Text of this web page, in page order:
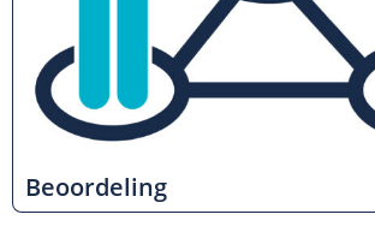
Beoordeling